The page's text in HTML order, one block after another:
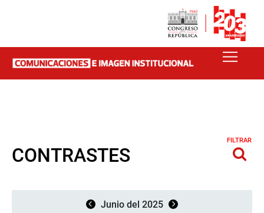
CONTRASTES
FILTRAR
Junio del 2025